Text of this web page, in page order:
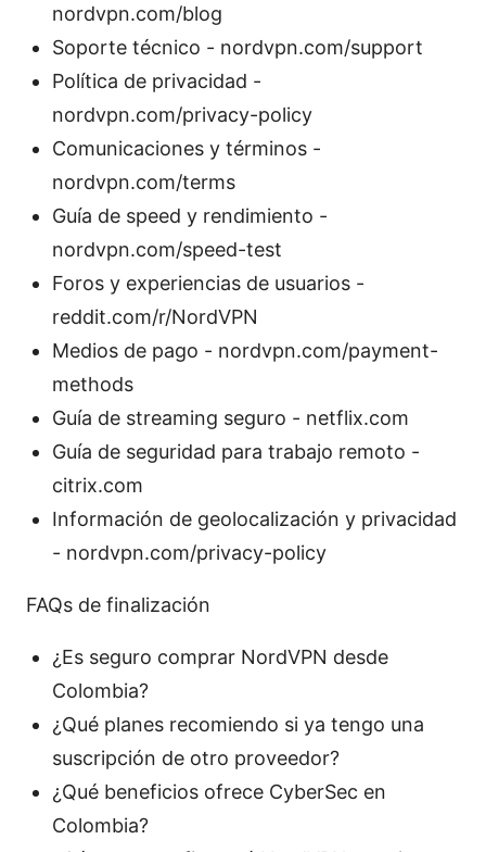
nordvpn.com/blog
Soporte técnico - nordvpn.com/support
Política de privacidad -
nordvpn.com/privacy-policy
Comunicaciones y términos -
nordvpn.com/terms
Guía de speed y rendimiento -
nordvpn.com/speed-test
Foros y experiencias de usuarios -
reddit.com/r/NordVPN
Medios de pago - nordvpn.com/payment-
methods
Guía de streaming seguro - netflix.com
Guía de seguridad para trabajo remoto -
citrix.com
Información de geolocalización y privacidad
- nordvpn.com/privacy-policy
FAQs de finalización
¿Es seguro comprar NordVPN desde
Colombia?
¿Qué planes recomiendo si ya tengo una
suscripción de otro proveedor?
¿Qué beneficios ofrece CyberSec en
Colombia?